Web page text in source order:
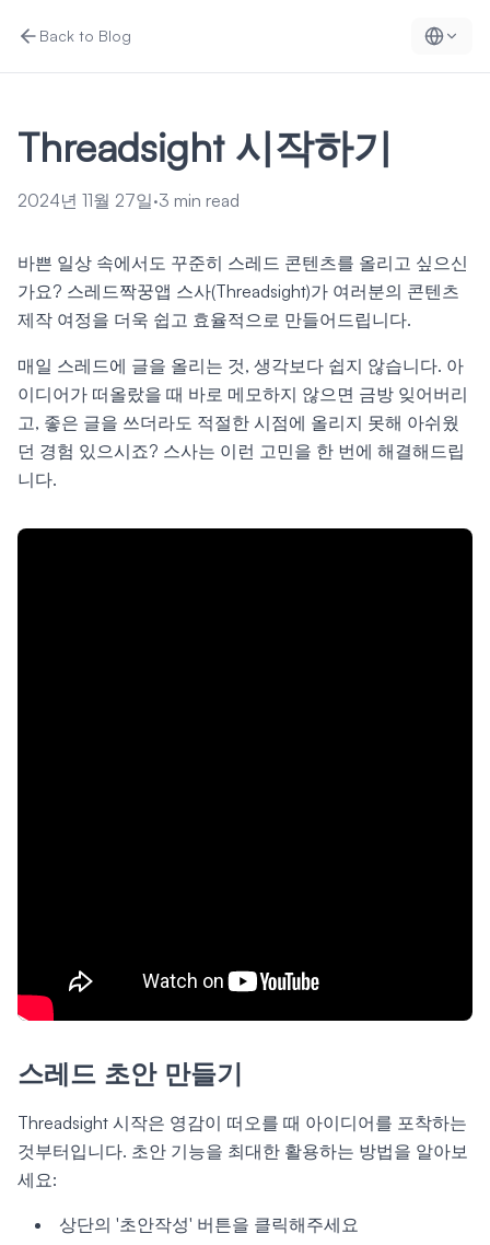
Back to Blog
Threadsight 시작하기
2024년 11월 27일·3 min read
바쁜 일상 속에서도 꾸준히 스레드 콘텐츠를 올리고 싶으신
가요? 스레드짝꿍앱 스사(Threadsight)가 여러분의 콘텐츠
제작 여정을 더욱 쉽고 효율적으로 만들어드립니다.
매일 스레드에 글을 올리는 것, 생각보다 쉽지 않습니다. 아
이디어가 떠올랐을 때 바로 메모하지 않으면 금방 잊어버리
고, 좋은 글을 쓰더라도 적절한 시점에 올리지 못해 아쉬웠
던 경험 있으시죠? 스사는 이런 고민을 한 번에 해결해드립
니다.
스레드 초안 만들기
Threadsight 시작은 영감이 떠오를 때 아이디어를 포착하는
것부터입니다. 초안 기능을 최대한 활용하는 방법을 알아보
세요:
상단의 '초안작성' 버튼을 클릭해주세요